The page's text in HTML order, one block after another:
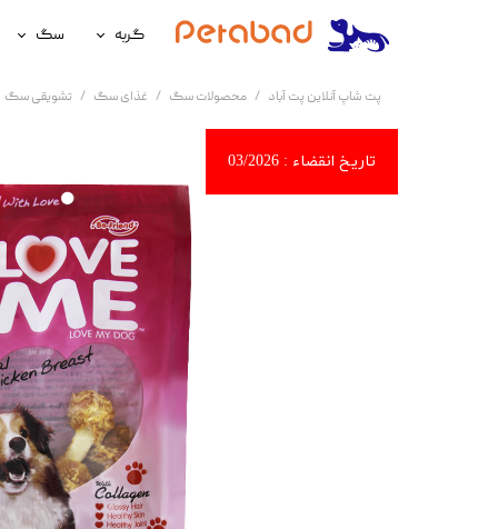
گربه
غذای گربه
آرایشی و بهداشتی گربه
سگ
غذای سگ
آرایشی و
پت شاپ آنلاین پت آباد محصولات سگ غذای سگ تشویقی سگ